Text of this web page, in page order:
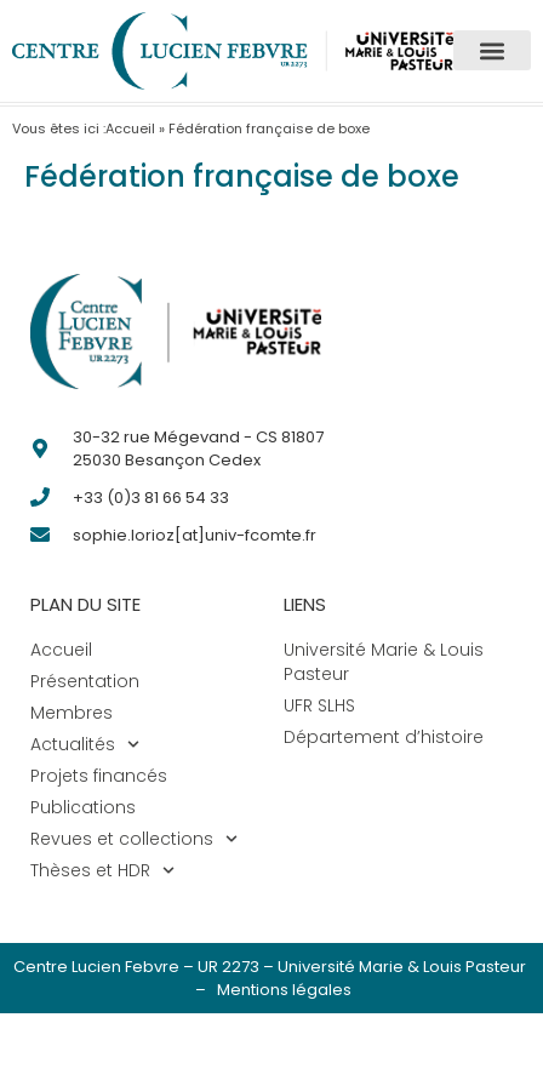
Vous êtes ici :Accueil » Fédération française de boxe
Fédération française de boxe
30-32 rue Mégevand - CS 81807
25030 Besançon Cedex
+33 (0)3 81 66 54 33
sophie.lorioz[at]univ-fcomte.fr
PLAN DU SITE
Accueil
Présentation
Membres
Actualités
Projets financés
Publications
Revues et collections
Thèses et HDR
LIENS
Université Marie & Louis
Pasteur
UFR SLHS
Département d’histoire
Centre Lucien Febvre – UR 2273 – Université Marie & Louis Pasteur
– Mentions légales